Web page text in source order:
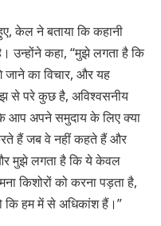
केल ने बताया कि कहानी
उन्होंने कहा, “मुझे लगता है कि
का विचार, और यह
से परे कुछ है, अविश्वसनीय
आप अपने समुदाय के लिए क्या
हैं जब वे नहीं कहते हैं और
मुझे लगता है कि ये केवल
किशोरों को करना पड़ता है,
कि हम में से अधिकांश हैं।”